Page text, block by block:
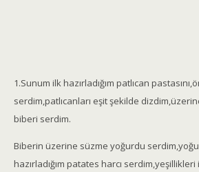
1.Sunum ilk hazırladığım patlıcan
serdim,patlıcanları eşit şekilde
biberi serdim.
Biberin üzerine süzme yoğurdu
hazırladığım patates harcı serdim,yeşillikleri